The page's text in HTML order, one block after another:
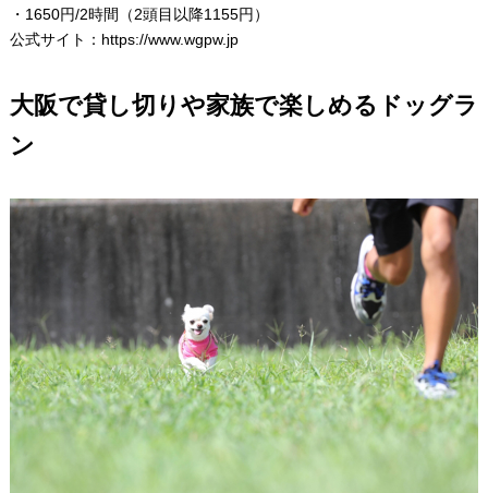
・1650円/2時間（2頭目以降1155円）
公式サイト： https://www.wgpw.jp
大阪で貸し切りや家族で楽しめるドッグラ
ン